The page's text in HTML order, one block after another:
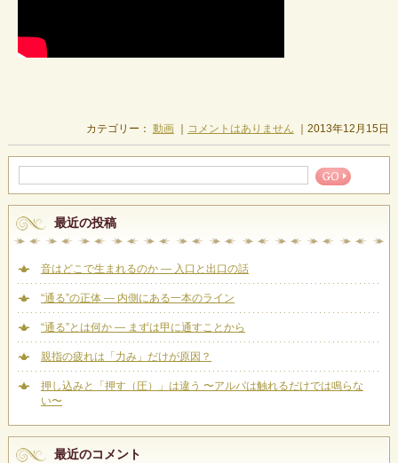
カテゴリー： 動画｜ コメントはありません ｜2013年12月15日
最近の投稿
音はどこで生まれるのか ― 入口と出口の話
“通る”の正体 — 内側にある一本のライン
“通る”とは何か — まずは甲に通すことから
親指の疲れは「力み」だけが原因？
押し込みと「押す（圧）」は違う 〜アルパは触れるだけでは鳴らな
い〜
最近のコメント